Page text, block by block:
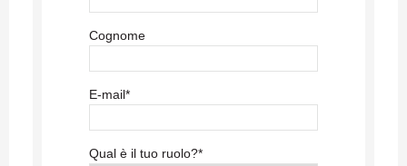
Cognome
E-mail*
Qual è il tuo ruolo?*